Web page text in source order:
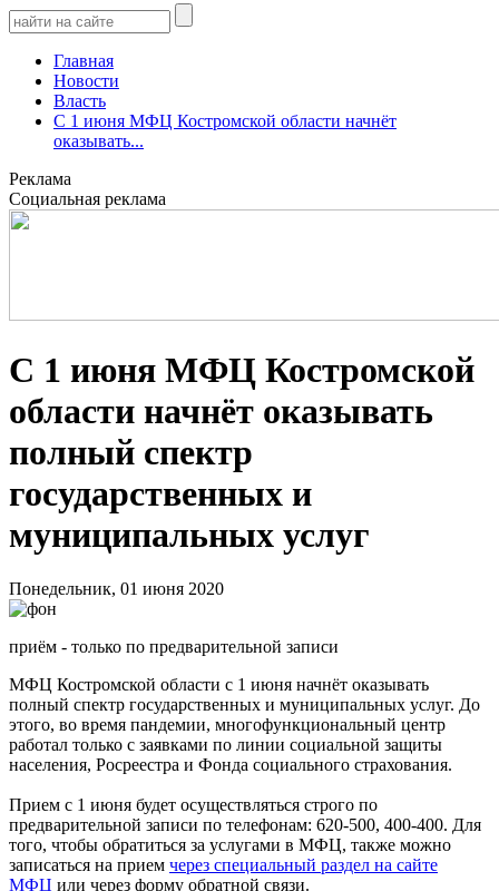
Главная
Новости
Власть
С 1 июня МФЦ Костромской области начнёт
оказывать...
Реклама
Социальная реклама
С 1 июня МФЦ Костромской
области начнёт оказывать
полный спектр
государственных и
муниципальных услуг
Понедельник, 01 июня 2020
приём - только по предварительной записи
МФЦ Костромской области с 1 июня начнёт оказывать
полный спектр государственных и муниципальных услуг. До
этого, во время пандемии, многофункциональный центр
работал только с заявками по линии социальной защиты
населения, Росреестра и Фонда социального страхования.
Прием с 1 июня будет осуществляться строго по
предварительной записи по телефонам: 620-500, 400-400. Для
того, чтобы обратиться за услугами в МФЦ, также можно
записаться на прием через специальный раздел на сайте
МФЦ или через форму обратной связи.